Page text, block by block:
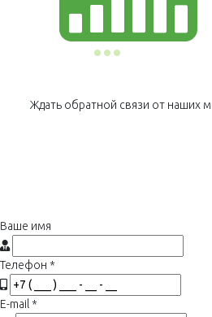
Ждать обратной связи от наших
Ваше имя
Телефон *
E-mail *